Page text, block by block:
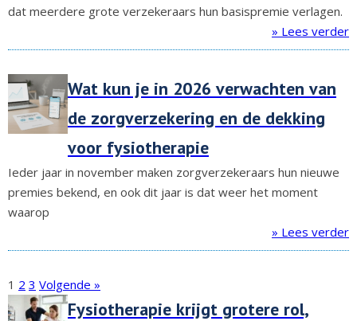
dat meerdere grote verzekeraars hun basispremie verlagen.
» Lees verder
Wat kun je in 2026 verwachten van
de zorgverzekering en de dekking
voor fysiotherapie
Ieder jaar in november maken zorgverzekeraars hun nieuwe
premies bekend, en ook dit jaar is dat weer het moment
waarop
» Lees verder
1 2 3 Volgende »
Fysiotherapie krijgt grotere rol,